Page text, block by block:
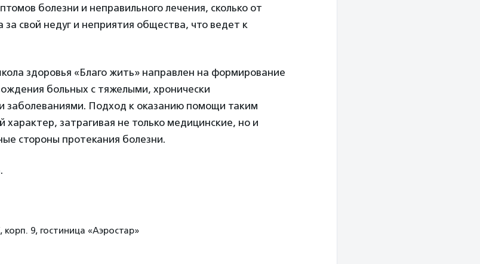
болезни и неправильного лечения, сколько от
за свой недуг и неприятия общества, что ведет к
здоровья «Благо жить» направлен на формирование
больных с тяжелыми, хронически
заболеваниями. Подход к оказанию помощи таким
затрагивая не только медицинские, но и
стороны протекания болезни.
9, гостиница «Аэростар»